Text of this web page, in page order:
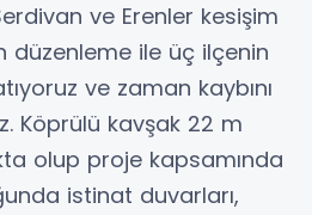
ve Erenler kesişim
düzenleme ile üç ilçenin
ve zaman kaybını
Köprülü kavşak 22 m
olup proje kapsamında
istinat duvarları,